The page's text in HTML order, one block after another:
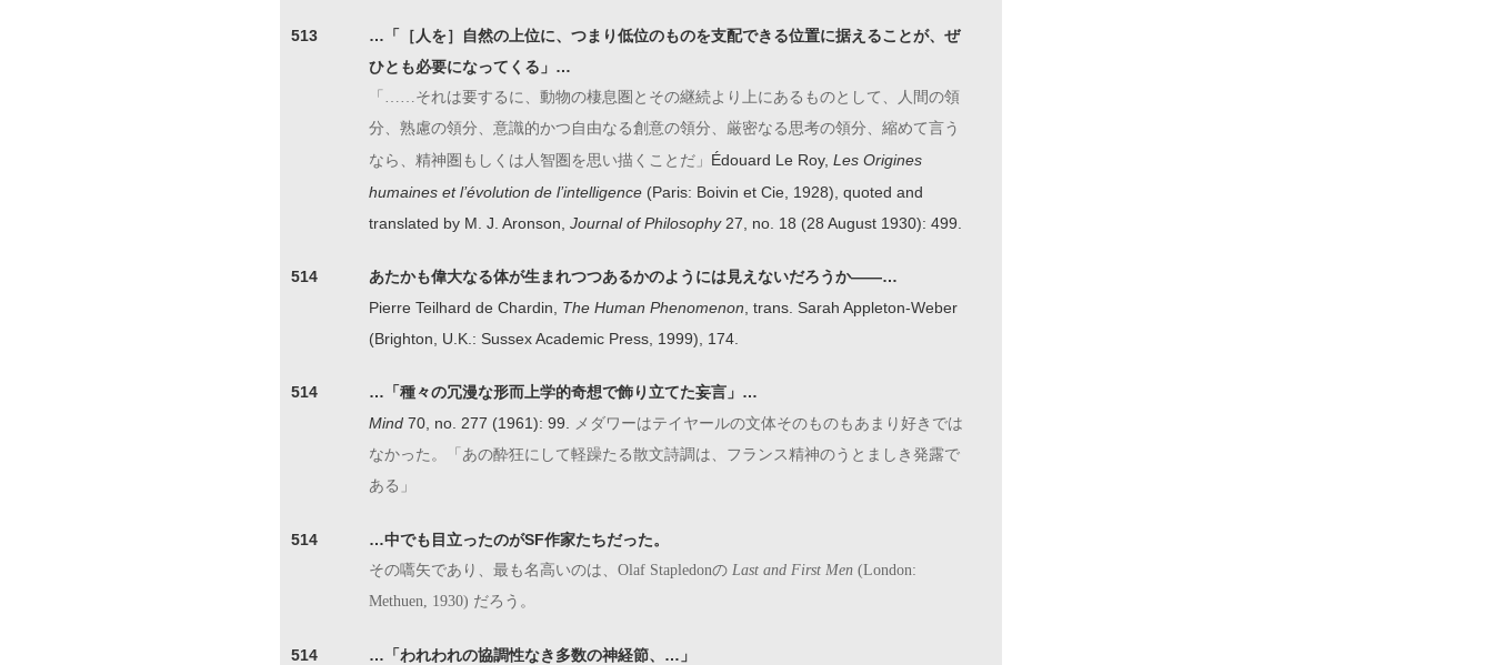
513
…「［人を］自然の上位に、つまり低位のものを支配できる位置に据えることが、ぜ
ひとも必要になってくる」…
「……それは要するに、動物の棲息圏とその継続より上にあるものとして、人間の領
分、熟慮の領分、意識的かつ自由なる創意の領分、厳密なる思考の領分、縮めて言う
なら、精神圏もしくは人智圏を思い描くことだ」 Édouard Le Roy, Les Origines
humaines et l’évolution de l’intelligence (Paris: Boivin et Cie, 1928), quoted and
translated by M. J. Aronson, Journal of Philosophy27, no. 18 (28 August 1930): 499.
514
あたかも偉大なる体が生まれつつあるかのようには見えないだろうか――…
Pierre Teilhard de Chardin, The Human Phenomenon , trans. Sarah Appleton-Weber
(Brighton, U.K.: Sussex Academic Press, 1999), 174.
514
…「種々の冗漫な形而上学的奇想で飾り立てた妄言」…
Mind 70, no. 277 (1961): 99.
メダワーはテイヤールの文体そのものもあまり好きでは
なかった。「あの酔狂にして軽躁たる散文詩調は、フランス精神のうとましき発露で
ある」
514 …中でも目立ったのがSF作家たちだった。
その嚆矢であり、最も名高いのは、Olaf Stapledonの Last and First Men (London:
Methuen, 1930) だろう。
514
…「われわれの協調性なき多数の神経節、…」